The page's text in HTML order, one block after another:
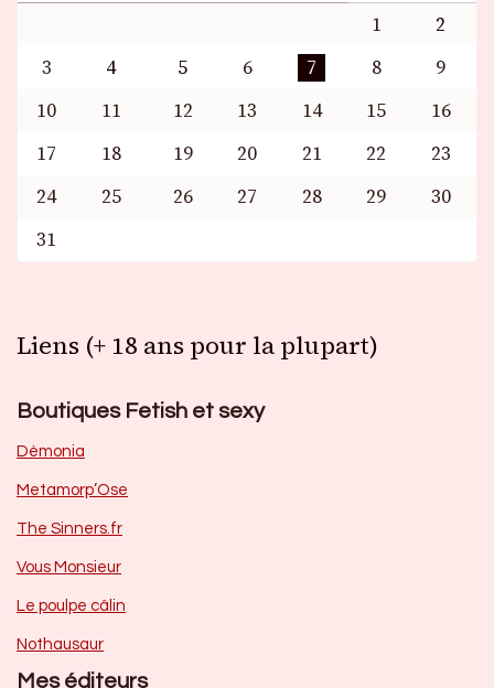
1
2
3
4 5 6 7 8
9
10
11 12 13 14 15
16
17
18 19 20 21 22
23
24
25 26 27 28 29
30
31
Liens (+ 18 ans pour la plupart)
Boutiques Fetish et sexy
Dèmonia
Metamorp’Ose
The Sinners.fr
Vous Monsieur
Le poulpe câlin
Nothausaur
Mes éditeurs